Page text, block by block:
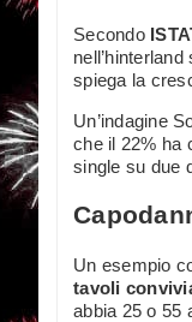
Secondo
spiega la
Un’indagine
che il 22% ha
single su due
Un esempio
tavoli
abbia 25 o 55